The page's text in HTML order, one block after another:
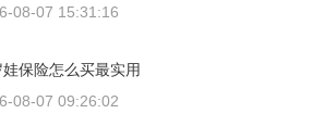
08-07 15:31:16
娃保险怎么买最实用
08-07 09:26:02